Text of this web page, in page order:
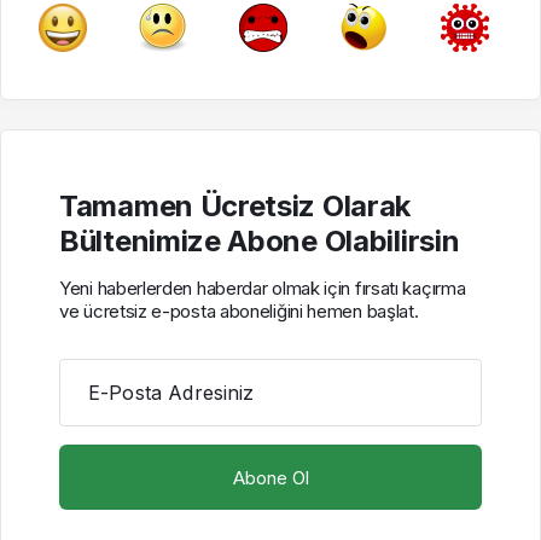
Tamamen Ücretsiz Olarak
Bültenimize Abone Olabilirsin
Yeni haberlerden haberdar olmak için fırsatı kaçırma
ve ücretsiz e-posta aboneliğini hemen başlat.
E-Posta Adresiniz